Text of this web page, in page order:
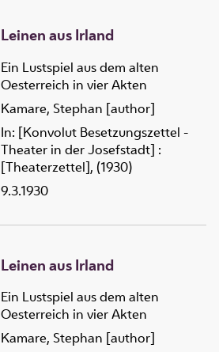
Leinen aus Irland
Ein Lustspiel aus dem alten
Oesterreich in vier Akten
Kamare, Stephan [author]
In: [Konvolut Besetzungszettel -
Theater in der Josefstadt] :
[Theaterzettel], (1930)
9.3.1930
Leinen aus Irland
Ein Lustspiel aus dem alten
Oesterreich in vier Akten
Kamare, Stephan [author]